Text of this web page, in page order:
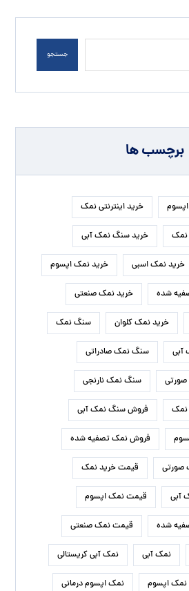
جستجو
برچسب ها
خرید اینترنتی نمک
نمک خرید سنگ نمک آبی
خرید نمک اسبی خرید نمک اپسوم
شده خرید نمک صنعتی
خرید نمک کلوان سنگ نمک
سنگ نمک صادراتی
سنگ نمک نارنجی
فروش سنگ نمک آبی
فروش نمک تصفیه شده
صورتی قیمت خرید نمک
آبی قیمت نمک اپسوم
شده قیمت نمک صنعتی
نمک آبی نمک آبی کریستالی
نمک اپسوم نمک اپسوم درمانی